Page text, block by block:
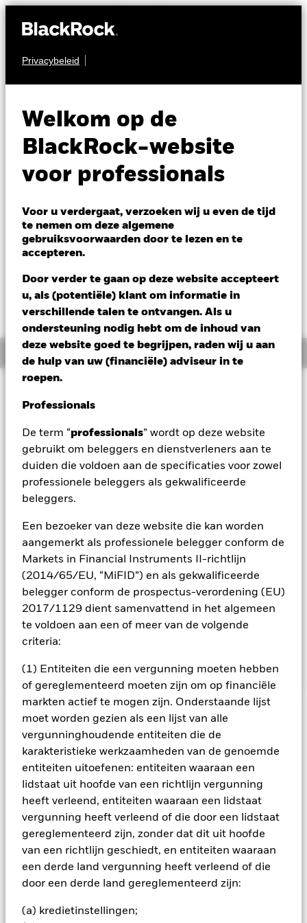
Privacybeleid
Welkom op de
BlackRock-website
voor professionals
Voor u verdergaat, verzoeken wij u even de tijd
te nemen om deze algemene
gebruiksvoorwaarden door te lezen en te
accepteren.
Door verder te gaan op deze website accepteert
u, als (potentiële) klant om informatie in
verschillende talen te ontvangen. Als u
ondersteuning nodig hebt om de inhoud van
deze website goed te begrijpen, raden wij u aan
de hulp van uw (financiële) adviseur in te
roepen.
Professionals
De term “professionals” wordt op deze website
gebruikt om beleggers en dienstverleners aan te
duiden die voldoen aan de specificaties voor zowel
professionele beleggers als gekwalificeerde
beleggers.
Een bezoeker van deze website die kan worden
aangemerkt als professionele belegger conform de
Markets in Financial Instruments II-richtlijn
(2014/65/EU, “MiFID”) en als gekwalificeerde
belegger conform de prospectus-verordening (EU)
2017/1129 dient samenvattend in het algemeen
te voldoen aan een of meer van de volgende
criteria:
(1) Entiteiten die een vergunning moeten hebben
of gereglementeerd moeten zijn om op financiële
markten actief te mogen zijn. Onderstaande lijst
moet worden gezien als een lijst van alle
vergunninghoudende entiteiten die de
karakteristieke werkzaamheden van de genoemde
entiteiten uitoefenen: entiteiten waaraan een
lidstaat uit hoofde van een richtlijn vergunning
heeft verleend, entiteiten waaraan een lidstaat
vergunning heeft verleend of die door een lidstaat
gereglementeerd zijn, zonder dat dit uit hoofde
van een richtlijn geschiedt, en entiteiten waaraan
een derde land vergunning heeft verleend of die
door een derde land gereglementeerd zijn:
(a) kredietinstellingen;
AANDELEN
Fund
NAV per 06/aug/2026
SGD 35,46
Verandering NAV 1 dag per 06/aug/2026
SGD -0,93 (-2,56%)
Overzicht
De waarde van aandelen en aandelengerelateerde effecten
aandelenmarkten. Tot de andere factoren die van invloed
zijn, behoren politiek en economisch nieuws,
bedrijfsresultaten en belangrijke gebeurtenissen in de
bedrijven. Actief beheer van de valutablootstelling door
veranderingen in de koersen van buitenlandse valuta's. Als
van een dergelijke waardestijging. Het Fonds streeft ernaar
ondernemingen uit te sluiten die zich bezighouden met
bepaalde activiteiten die niet in overeenstemming zijn met
ESG-criteria. Beleggers dienen daarom voorafgaand aan een
te maken over de ESG-screening van het Fonds. Een
dergelijke ESG-screening kan een negatief effect hebben op
de waarde van de beleggingen van het Fonds in vergelijking
BELANGRIJKE GEGEVENS: Kapitaalrisico.De waarde en
het rendement van beleggingen kunnen dalen en stijgen, en
zijn niet gegarandeerd. Beleggers verliezen mogelijk hun
oorspronkelijke inleg.
Het beleggingsrisico is geconcentreerd in specifieke
sectoren, landen, valuta's of bedrijven. Dit betekent dat het
Fonds gevoeliger is voor lokale economische, markt-,
De waarde van aandelen en aan aandelen gerelateerde
effecten wordt beïnvloed door de dagelijkse schommelingen
op de aandelenmarkten, politieke factoren, economisch
nieuws, bedrijfswinsten en belangrijke gebeurtenissen op
sluiten die zich bezighouden met bepaalde activiteiten die